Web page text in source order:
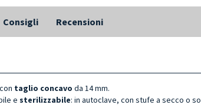
Consigli Recensioni
taglio concavo da 14 mm.
e sterilizzabile: in autoclave, con stufe a secco o